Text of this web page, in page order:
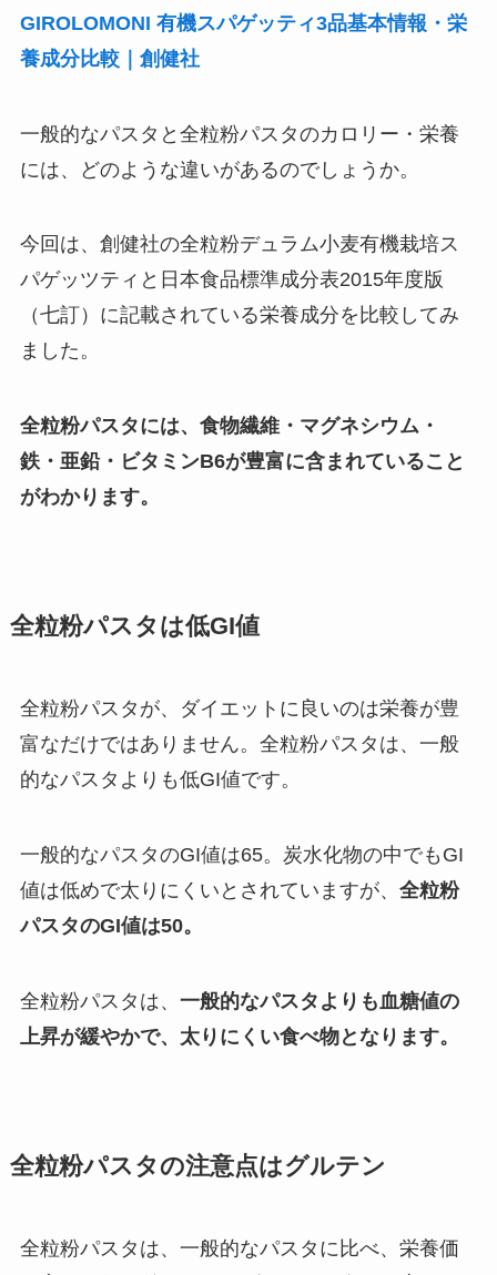
GIROLOMONI 有機スパゲッティ3品基本情報・栄
養成分比較｜創健社
一般的なパスタと全粒粉パスタのカロリー・栄養
には、どのような違いがあるのでしょうか。
今回は、創健社の全粒粉デュラム小麦有機栽培ス
パゲッツティと日本食品標準成分表2015年度版
（七訂）に記載されている栄養成分を比較してみ
ました。
全粒粉パスタには、食物繊維・マグネシウム・
鉄・亜鉛・ビタミンB6が豊富に含まれていること
がわかります。
全粒粉パスタは低GI値
全粒粉パスタが、ダイエットに良いのは栄養が豊
富なだけではありません。全粒粉パスタは、一般
的なパスタよりも低GI値です。
一般的なパスタのGI値は65。炭水化物の中でもGI
値は低めで太りにくいとされていますが、 全粒粉
パスタのGI値は50。
全粒粉パスタは、 一般的なパスタよりも血糖値の
上昇が緩やかで、太りにくい食べ物となります。
全粒粉パスタの注意点はグルテン
全粒粉パスタは、一般的なパスタに比べ、栄養価